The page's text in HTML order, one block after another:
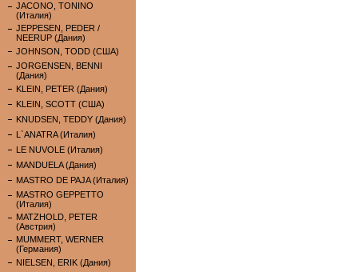
JACONO, TONINO
(Италия)
JEPPESEN, PEDER /
NEERUP (Дания)
JOHNSON, TODD (США)
JORGENSEN, BENNI
(Дания)
KLEIN, PETER (Дания)
KLEIN, SCOTT (США)
KNUDSEN, TEDDY (Дания)
L`ANATRA (Италия)
LE NUVOLE (Италия)
MANDUELA (Дания)
MASTRO DE PAJA (Италия)
MASTRO GEPPETTO
(Италия)
MATZHOLD, PETER
(Австрия)
MUMMERT, WERNER
(Германия)
NIELSEN, ERIK (Дания)